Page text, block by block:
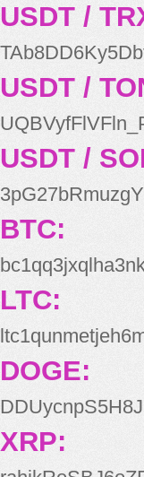
USDT /
USDT /
USDT /
BTC:
LTC:
DOGE:
XRP: